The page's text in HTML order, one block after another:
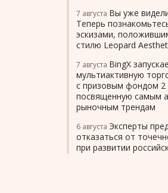
7 августа Вы уже
Теперь
эскизами,
стилю Leopard
7 августа BingX
мультиактивную
с призовым фондом 2
посвященную самым
рыночным трендам
6 августа Эксперты
отказаться от
при развитии